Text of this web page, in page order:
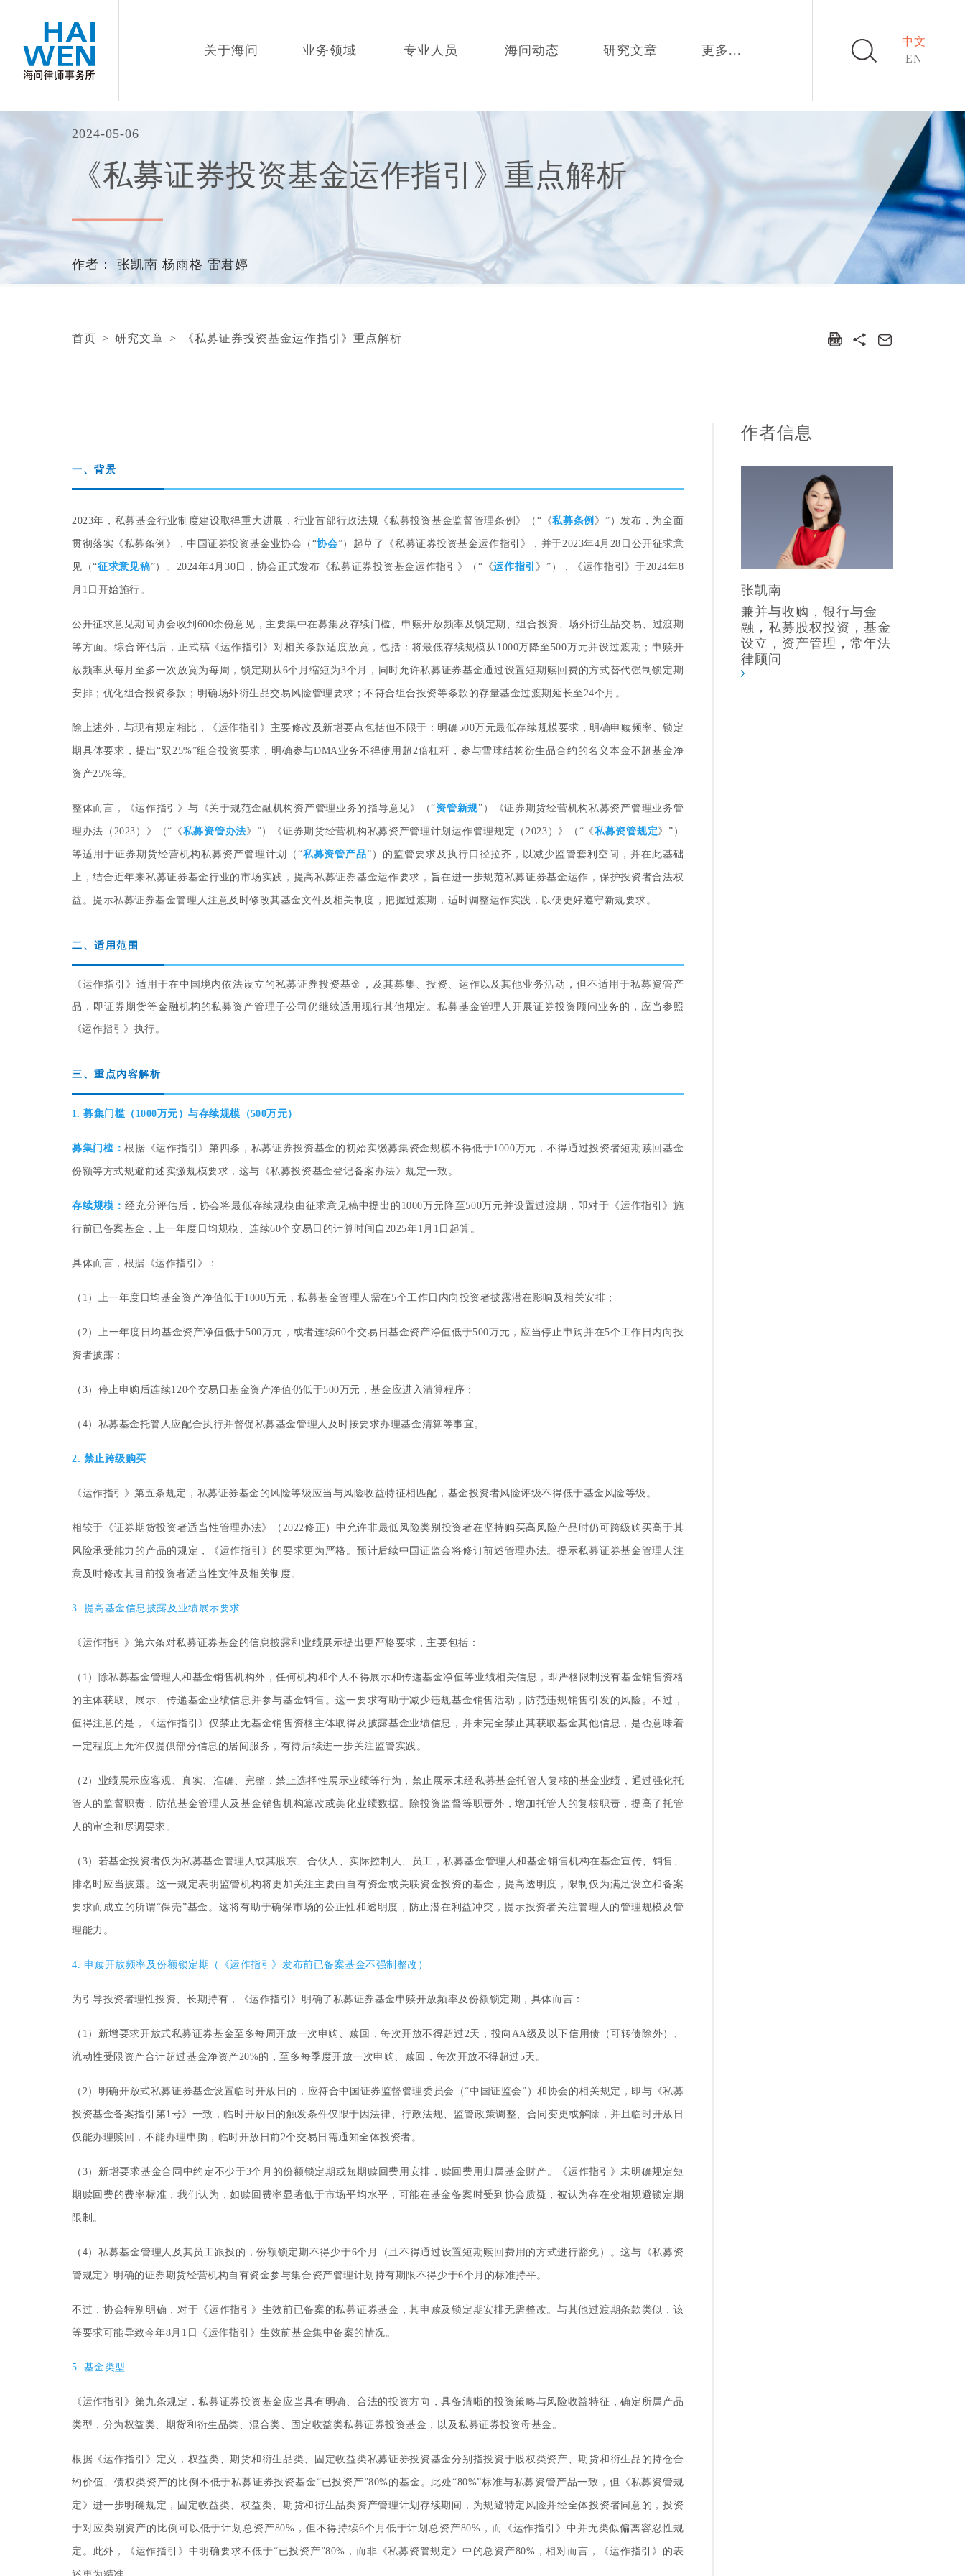
关于海问 业务领域 专业人员 海问动态 研究文章 更多...
中文
EN
2024-05-06
《私募证券投资基金运作指引》重点解析
作者： 张凯南 杨雨格 雷君婷
首页 > 研究文章 > 《私募证券投资基金运作指引》重点解析
一、背景
贯彻落实《私募条例》，中国证券投资基金业协会（“协会”）起草了《私募证券投资基金运作指引》，并于2023年4月28日公开征求意
见（“征求意见稿”）。2024年4月30日，协会正式发布《私募证券投资基金运作指引》（“《运作指引 》”），《运作指引》于2024年8
月1日开始施行。
2023年，私募基金行业制度建设取得重大进展，行业首部行政法规《私募投资基金监督管理条例》（“《私募条例 》”）发布，为全面
贯彻落实《私募条例》，中国证券投资基金业协会（“协会”）起草了《私募证券投资基金运作指引》，并于2023年4月28日公开征求意
见（“征求意见稿”）。2024年4月30日，协会正式发布《私募证券投资基金运作指引》（“《运作指引 》”），《运作指引》于2024年8
月1日开始施行。
公开征求意见期间协会收到600余份意见，主要集中在募集及存续门槛、申赎开放频率及锁定期、组合投资、场外衍生品交易、过渡期
等方面。综合评估后，正式稿《运作指引》对相关条款适度放宽，包括：将最低存续规模从1000万降至500万元并设过渡期；申赎开
放频率从每月至多一次放宽为每周，锁定期从6个月缩短为3个月，同时允许私募证券基金通过设置短期赎回费的方式替代强制锁定期
安排；优化组合投资条款；明确场外衍生品交易风险管理要求；不符合组合投资等条款的存量基金过渡期延长至24个月。
除上述外，与现有规定相比，《运作指引》主要修改及新增要点包括但不限于：明确500万元最低存续规模要求，明确申赎频率、锁定
期具体要求，提出“双25%”组合投资要求，明确参与DMA业务不得使用超2倍杠杆，参与雪球结构衍生品合约的名义本金不超基金净
资产25%等。
整体而言，《运作指引》与《关于规范金融机构资产管理业务的指导意见》（“资管新规”）《证券期货经营机构私募资产管理业务管
理办法（2023）》（“《私募资管办法》”）《证券期货经营机构私募资产管理计划运作管理规定（2023）》（“《私募资管规定》”）
等适用于证券期货经营机构私募资产管理计划（“私募资管产品”）的监管要求及执行口径拉齐，以减少监管套利空间，并在此基础
上，结合近年来私募证券基金行业的市场实践，提高私募证券基金运作要求，旨在进一步规范私募证券基金运作，保护投资者合法权
益。提示私募证券基金管理人注意及时修改其基金文件及相关制度，把握过渡期，适时调整运作实践，以便更好遵守新规要求。
二、适用范围
《运作指引》适用于在中国境内依法设立的私募证券投资基金，及其募集、投资、运作以及其他业务活动，但不适用于私募资管产
品，即证券期货等金融机构的私募资产管理子公司仍继续适用现行其他规定。 私募基金管理人开展证券投资顾问业务的，应当参照
《运作指引》执行。
三、重点内容解析
1. 募集门槛（1000万元）与存续规模（500万元）
募集门槛 ：根据《运作指引》第四条，私募证券投资基金的初始实缴募集资金规模不得低于1000万元，不得通过投资者短期赎回基金
份额等方式规避前述实缴规模要求，这与《私募投资基金登记备案办法》规定一致。
存续规模：经充分评估后，协会将最低存续规模由征求意见稿中提出的1000万元降至500万元并设置过渡期，即对于《运作指引》施
行前已备案基金，上一年度日均规模、连续60个交易日的计算时间自2025年1月1日起算。
具体而言，根据《运作指引》：
（1 ） 上一年度日均基金资产净值低于1000万元，私募基金管理人需在5个工作日内向投资者披露潜在影响及相关安排；
（2） 上一年度日均基金资产净值低于500万元，或者连续60个交易日基金资产净值低于500万元，应当停止申购并在5个工作日内向投
资者披露；
（3） 停止申购后连续120个交易日基金资产净值仍低于500万元，基金应进入清算程序；
（4） 私募基金托管人应配合执行并督促私募基金管理人及时按要求办理基金清算等事宜。
2. 禁止跨级购买
《运作指引》第五条规定，私募证券基金的风险等级应当与风险收益特征相匹配，基金投资者风险评级不得低于基金风险等级。
相较于《证券期货投资者适当性管理办法》（2022修正）中允许非最低风险类别投资者在坚持购买高风险产品时仍可跨级购买高于其
风险承受能力的产品的规定，《运作指引》的要求更为严格。预计后续中国证监会将修订前述管理办法。提示私募证券基金管理人注
意及时修改其目前投资者适当性文件及相关制度。
3. 提高基金信息披露及业绩展示要求
《运作指引》第六条对私募证券基金的信息披露和业绩展示提出更严格要求，主要包括：
（1 ） 除私募基金管理人和基金销售机构外，任何机构和个人不得展示和传递基金净值等业绩相关信息，即严格限制没有基金销售资格
的主体获取、展示、传递基金业绩信息并参与基金销售。这一要求有助于减少违规基金销售活动，防范违规销售引发的风险。不过，
值得注意的是，《运作指引》仅禁止无基金销售资格主体取得及披露基金业绩信息，并未完全禁止其获取基金其他信息，是否意味着
一定程度上允许仅提供部分信息的居间服务，有待后续进一步关注监管实践。
（2） 业绩展示应客观、真实、准确、完整，禁止选择性展示业绩等行为，禁止展示未经私募基金托管人复核的基金业绩，通过强化托
管人的监督职责，防范基金管理人及基金销售机构篡改或美化业绩数据。除投资监督等职责外，增加托管人的复核职责，提高了托管
人的审查和尽调要求。
（3） 若基金投资者仅为私募基金管理人或其股东、合伙人、实际控制人、员工，私募基金管理人和基金销售机构在基金宣传、销售、
排名时应当披露。这一规定表明监管机构将更加关注主要由自有资金或关联资金投资的基金，提高透明度，限制仅为满足设立和备案
要求而成立的所谓“保壳”基金。这将有助于确保市场的公正性和透明度，防止潜在利益冲突，提示投资者关注管理人的管理规模及管
理能力。
4. 申赎开放频率及份额锁定期（《运作指引》发布前已备案基金不强制整改）
为引导投资者理性投资、长期持有，《运作指引》明确了私募证券基金申赎开放频率及份额锁定期，具体而言：
（1 ） 新增要求开放式私募证券基金至多每周开放一次申购、赎回，每次开放不得超过2天，投向AA级及以下信用债（可转债除外）、
流动性受限资产合计超过基金净资产20%的，至多每季度开放一次申购、赎回，每次开放不得超过5天。
（2） 明确开放式私募证券基金设置临时开放日的，应符合中国证券监督管理委员会（“中国证监会”）和协会的相关规定，即与《私募
投资基金备案指引第1号》一致，临时开放日的触发条件仅限于因法律、行政法规、监管政策调整、合同变更或解除，并且临时开放日
仅能办理赎回，不能办理申购，临时开放日前2个交易日需通知全体投资者。
（3） 新增要求基金合同中约定不少于3个月的份额锁定期或短期赎回费用安排，赎回费用归属基金财产。《运作指引》未明确规定短
期赎回费的费率标准，我们认为，如赎回费率显著低于市场平均水平，可能在基金备案时受到协会质疑，被认为存在变相规避锁定期
限制。
（4）私募基金管理人及其员工跟投的，份额锁定期不得少于6个月（且不得通过设置短期赎回费用的方式进行豁免）。这与《私募资
管规定》明确的证券期货经营机构自有资金参与集合资产管理计划持有期限不得少于6个月的标准持平。
不过，协会特别明确，对于《运作指引》生效前已备案的私募证券基金，其申赎及锁定期安排无需整改。与其他过渡期条款类似，该
等要求可能导致今年8月1日《运作指引》生效前基金集中备案的情况。
5. 基金类型
《运作指引》第九条规定，私募证券投资基金应当具有明确、合法的投资方向，具备清晰的投资策略与风险收益特征，确定所属产品
类型，分为权益类、期货和衍生品类、混合类、固定收益类私募证券投资基金，以及私募证券投资母基金。
根据《运作指引》定义，权益类、期货和衍生品类、固定收益类私募证券投资基金分别指投资于股权类资产、期货和衍生品的持仓合
约价值、债权类资产的比例不低于私募证券投资基金“已投资产”80%的基金。此处“80%”标准与私募资管产品一致，但《私募资管规
定》进一步明确规定，固定收益类、权益类、期货和衍生品类资产管理计划存续期间，为规避特定风险并经全体投资者同意的，投资
于对应类别资产的比例可以低于计划总资产80%，但不得持续6个月低于计划总资产80%，而《运作指引》中并无类似偏离容忍性规
定。此外，《运作指引》中明确要求不低于“已投资产”80%，而非《私募资管规定》中的总资产80%，相对而言，《运作指引》的表
作者信息
张凯南
兼并与收购，银行与金
融，私募股权投资，基金
设立，资产管理，常年法
律顾问